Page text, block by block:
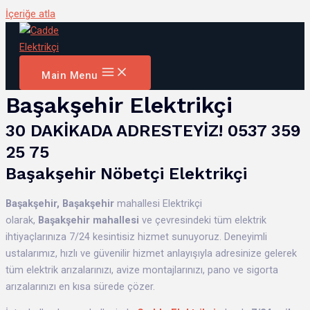
İçeriğe atla
Main Menu
Başakşehir Elektrikçi
30 DAKİKADA ADRESTEYİZ! 0537 359
25 75
Başakşehir Nöbetçi Elektrikçi
Başakşehir, Başakşehir mahallesi Elektrikçi
olarak, Başakşehir mahallesi ve çevresindeki tüm elektrik
ihtiyaçlarınıza 7/24 kesintisiz hizmet sunuyoruz. Deneyimli
ustalarımız, hızlı ve güvenilir hizmet anlayışıyla adresinize gelerek
tüm elektrik arızalarınızı, avize montajlarınızı, pano ve sigorta
arızalarınızı en kısa sürede çözer.